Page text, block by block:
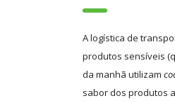
A logística de
produtos sensíveis
da manhã utilizam
sabor dos produtos